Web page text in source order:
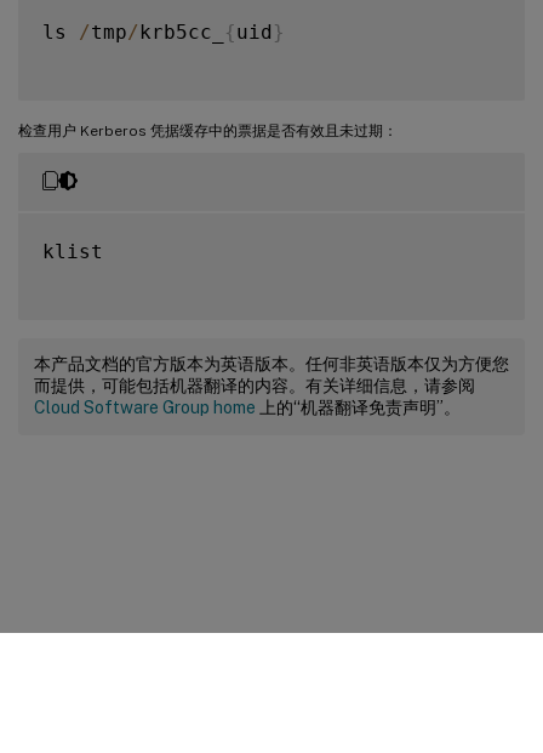
ls /tmp/ krb5cc_ {uid }
检查用户 Kerberos 凭据缓存中的票据是否有效且未过期：
klist
本产品文档的官方版本为英语版本。任何非英语版本仅为方便您
而提供，可能包括机器翻译的内容。有关详细信息，请参阅
Cloud Software Group home 上的“机器翻译免责声明”。